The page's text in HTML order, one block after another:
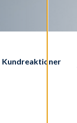
Kundreaktioner